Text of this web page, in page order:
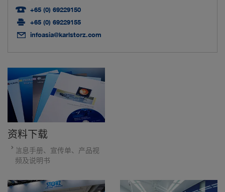
+65 (0) 69229150
+65 (0) 69229155
infoasia@karlstorz.com
资料下载
信息手册、宣传单、产品视
频及说明书